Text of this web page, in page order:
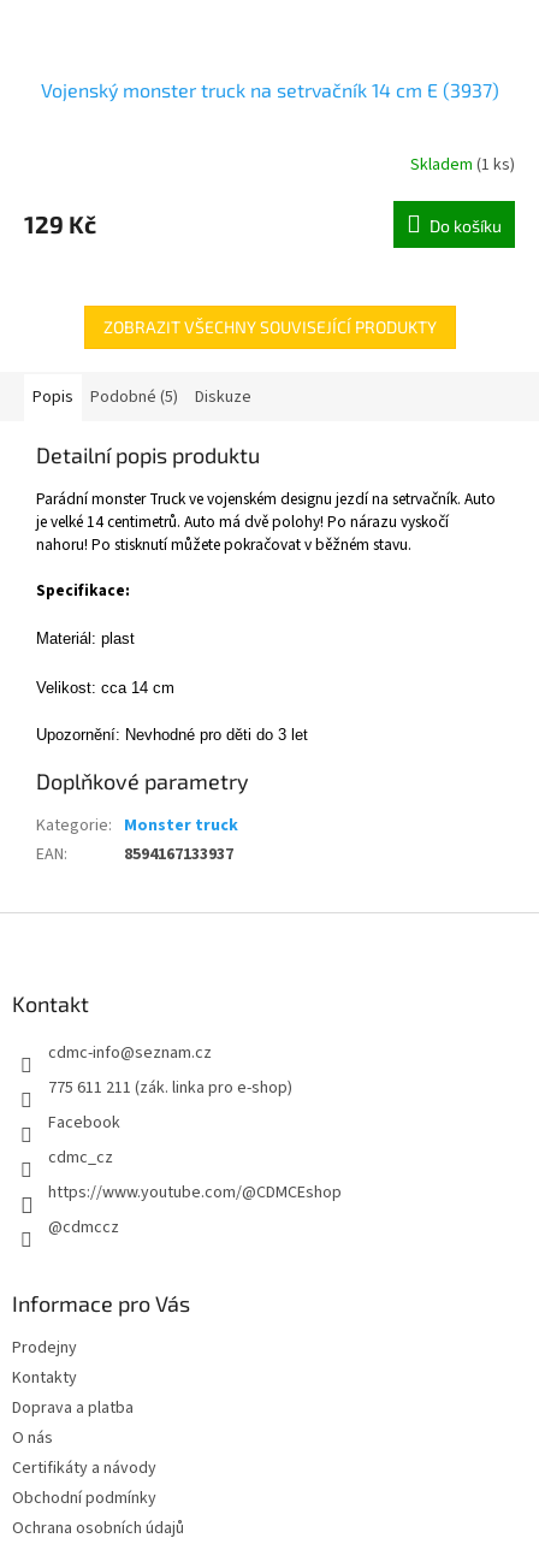
Vojenský monster truck na setrvačník 14 cm E (3937)
Skladem (1 ks)
129 Kč Do košíku
ZOBRAZIT VŠECHNY SOUVISEJÍCÍ PRODUKTY
Popis Podobné (5) Diskuze
Detailní popis produktu
Parádní monster Truck ve vojenském designu jezdí na setrvačník. Auto
je velké 14 centimetrů. Auto má dvě polohy! Po nárazu vyskočí
nahoru! Po stisknutí můžete pokračovat v běžném stavu.
Specifikace:
Materiál: plast
Velikost: cca 14 cm
Upozornění: Nevhodné pro děti do 3 let
Doplňkové parametry
Kategorie: Monster truck
EAN: 8594167133937
Kontakt
cdmc-info@seznam.cz
775 611 211 (zák. linka pro e-shop)
Facebook
cdmc_cz
https://www.youtube.com/@CDMCEshop
@cdmccz
Informace pro Vás
Prodejny
Kontakty
Doprava a platba
O nás
Certifikáty a návody
Obchodní podmínky
Ochrana osobních údajů